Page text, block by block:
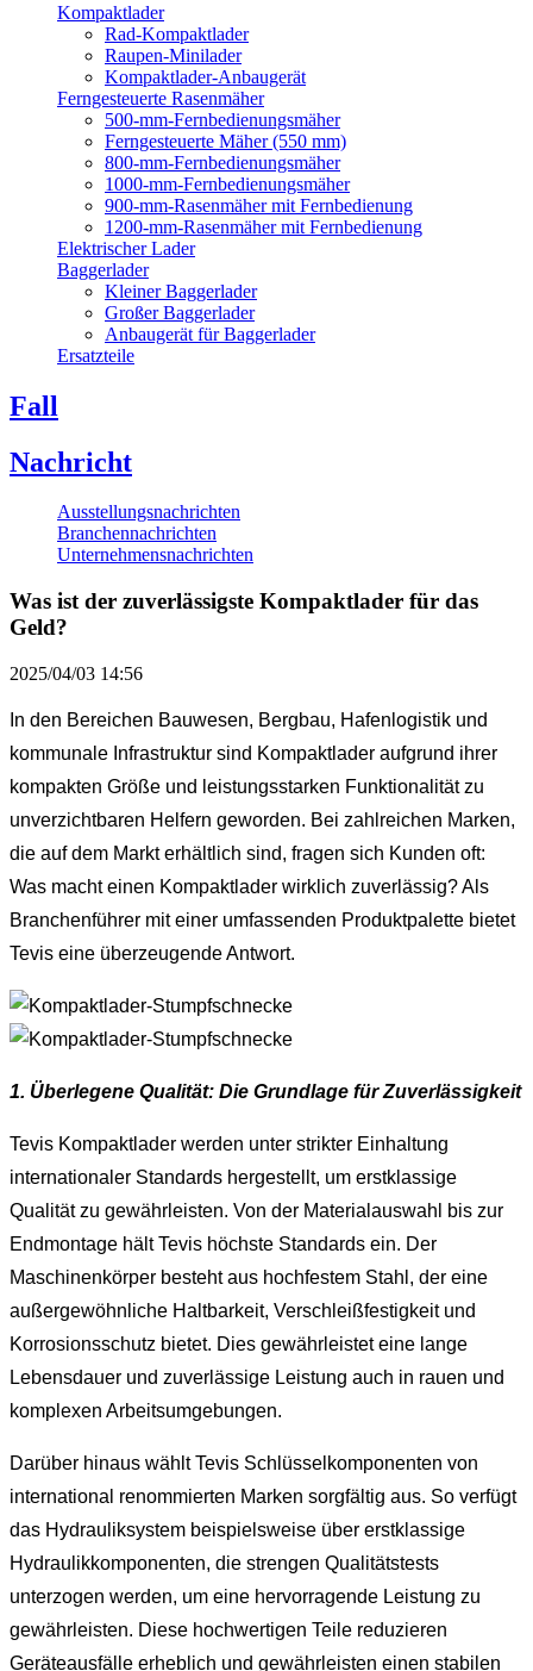
Kompaktlader
Rad-Kompaktlader
Raupen-Minilader
Kompaktlader-Anbaugerät
Ferngesteuerte Rasenmäher
500-mm-Fernbedienungsmäher
Ferngesteuerte Mäher (550 mm)
800-mm-Fernbedienungsmäher
1000-mm-Fernbedienungsmäher
900-mm-Rasenmäher mit Fernbedienung
1200-mm-Rasenmäher mit Fernbedienung
Elektrischer Lader
Baggerlader
Kleiner Baggerlader
Großer Baggerlader
Anbaugerät für Baggerlader
Ersatzteile
Fall
Nachricht
Ausstellungsnachrichten
Branchennachrichten
Unternehmensnachrichten
Was ist der zuverlässigste Kompaktlader für das
Geld?
2025/04/03 14:56
In den Bereichen Bauwesen, Bergbau, Hafenlogistik und
kommunale Infrastruktur sind Kompaktlader aufgrund ihrer
kompakten Größe und leistungsstarken Funktionalität zu
unverzichtbaren Helfern geworden. Bei zahlreichen Marken,
die auf dem Markt erhältlich sind, fragen sich Kunden oft:
Was macht einen Kompaktlader wirklich zuverlässig? Als
Branchenführer mit einer umfassenden Produktpalette bietet
Tevis eine überzeugende Antwort.
1. Überlegene Qualität: Die Grundlage für Zuverlässigkeit
Tevis Kompaktlader werden unter strikter Einhaltung
internationaler Standards hergestellt, um erstklassige
Qualität zu gewährleisten. Von der Materialauswahl bis zur
Endmontage hält Tevis höchste Standards ein. Der
Maschinenkörper besteht aus hochfestem Stahl, der eine
außergewöhnliche Haltbarkeit, Verschleißfestigkeit und
Korrosionsschutz bietet. Dies gewährleistet eine lange
Lebensdauer und zuverlässige Leistung auch in rauen und
komplexen Arbeitsumgebungen.
Darüber hinaus wählt Tevis Schlüsselkomponenten von
international renommierten Marken sorgfältig aus. So verfügt
das Hydrauliksystem beispielsweise über erstklassige
Hydraulikkomponenten, die strengen Qualitätstests
unterzogen werden, um eine hervorragende Leistung zu
gewährleisten. Diese hochwertigen Teile reduzieren
Geräteausfälle erheblich und gewährleisten einen stabilen